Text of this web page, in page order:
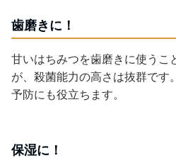
歯磨きに！
甘いはちみつを歯磨きに使うこ
が、殺菌能力の高さは抜群です
予防にも役立ちます。
保湿に！